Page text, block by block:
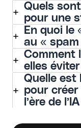
Quels
pour une
En quoi le
au «
Comment
elles
Quelle est
pour
l’ère de